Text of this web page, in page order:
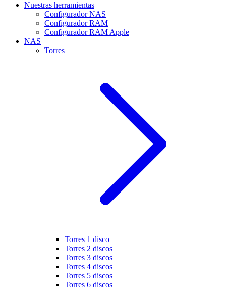
Nuestras herramientas
Configurador NAS
Configurador RAM
Configurador RAM Apple
NAS
Torres
Torres 1 disco
Torres 2 discos
Torres 3 discos
Torres 4 discos
Torres 5 discos
Torres 6 discos